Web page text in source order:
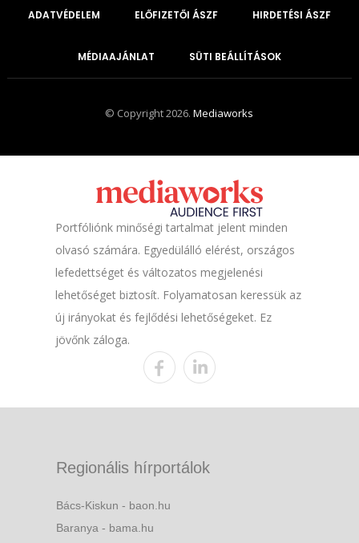
ADATVÉDELEM ELŐFIZETŐI ÁSZF HIRDETÉSI ÁSZF
MÉDIAAJÁNLAT SÜTI BEÁLLÍTÁSOK
© Copyright 2026.Mediaworks
Portfóliónk minőségi tartalmat jelent minden
olvasó számára. Egyedülálló elérést, országos
lefedettséget és változatos megjelenési
lehetőséget biztosít. Folyamatosan keressük az
új irányokat és fejlődési lehetőségeket. Ez
jövőnk záloga.
Regionális hírportálok
Bács-Kiskun - baon.hu
Baranya - bama.hu